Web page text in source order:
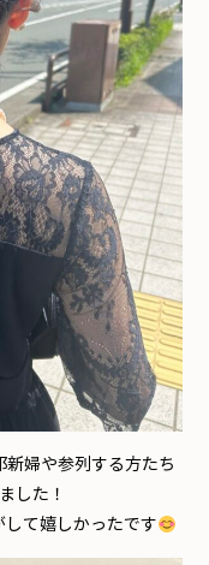
婦や参列する方たち
した！
て嬉しかったです